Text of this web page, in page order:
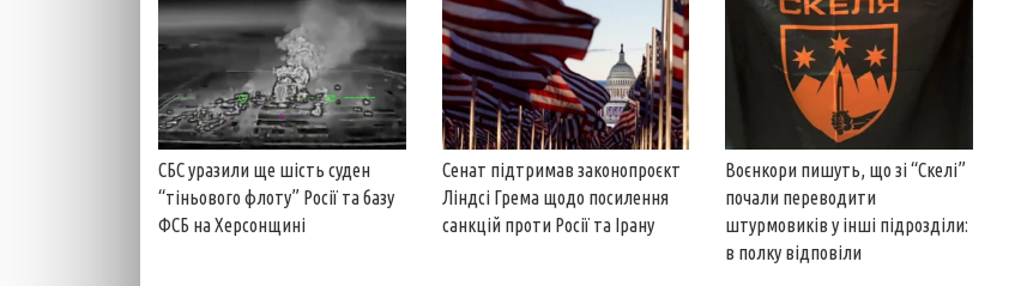
СБС уразили ще шість суден
“тіньового флоту” Росії та базу
ФСБ на Херсонщині
Сенат підтримав законопроєкт
Ліндсі Грема щодо посилення
санкцій проти Росії та Ірану
Воєнкори пишуть, що зі “Скелі”
почали переводити
штурмовиків у інші підрозділи:
в полку відповіли